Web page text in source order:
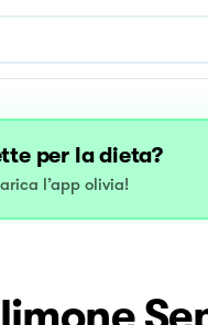
per la dieta?
l’app olivia!